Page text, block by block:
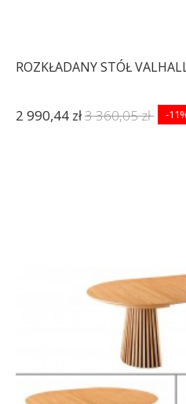
ROZKŁADANY STÓŁ
2 990,44 zł3 360,05 zł -